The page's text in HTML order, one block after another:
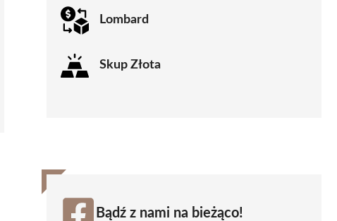
Lombard
Skup Złota
Bądź z nami na bieżąco!